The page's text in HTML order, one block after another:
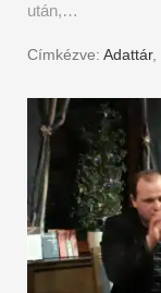
után,…
Címkézve: Adattár,